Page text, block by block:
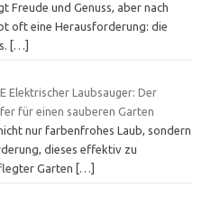
Freude und Genuss, aber nach
oft eine Herausforderung: die
[…]
Elektrischer Laubsauger: Der
für einen sauberen Garten
nur farbenfrohes Laub, sondern
dieses effektiv zu
Garten
[…]